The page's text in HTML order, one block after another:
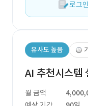
로그
유사도 높음
AI 추천시스템
월 금액